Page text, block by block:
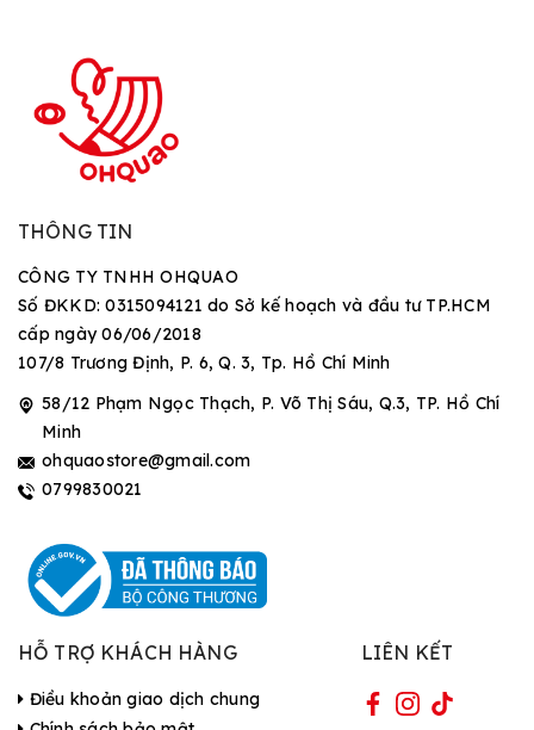
THÔNG TIN
CÔNG TY TNHH OHQUAO
Số ĐKKD: 0315094121 do Sở kế hoạch và đầu tư TP.HCM
cấp ngày 06/06/2018
107/8 Trương Định, P. 6, Q. 3, Tp. Hồ Chí Minh
58/12 Phạm Ngọc Thạch, P. Võ Thị Sáu, Q.3, TP. Hồ Chí
Minh
ohquaostore@gmail.com
0799830021
HỖ TRỢ KHÁCH HÀNG
Điều khoản giao dịch chung
LIÊN KẾT